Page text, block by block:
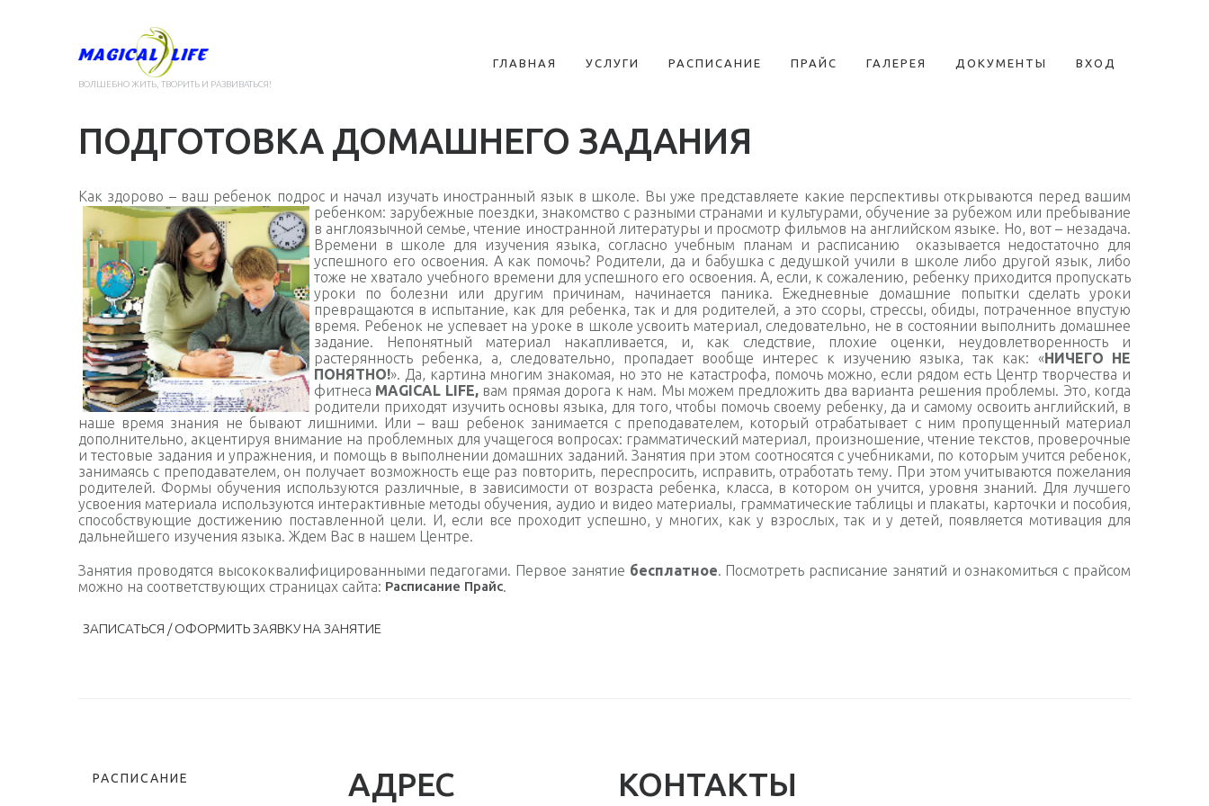
ВОЛШЕБНО ЖИТЬ, ТВОРИТЬ И РАЗВИВАТЬСЯ!
ГЛАВНАЯ УСЛУГИ РАСПИСАНИЕ ПРАЙС ГАЛЕРЕЯ ДОКУМЕНТЫ ВХОД
ПОДГОТОВКА ДОМАШНЕГО ЗАДАНИЯ
Как здорово – ваш ребенок подрос и начал изучать иностранный язык в школе. Вы уже представляете какие перспективы открываются перед вашим
ребенком: зарубежные поездки, знакомство с разными странами и культурами, обучение за рубежом или пребывание
в англоязычной семье, чтение иностранной литературы и просмотр фильмов на английском языке. Но, вот – незадача.
Времени в школе для изучения языка, согласно учебным планам и расписанию оказывается недостаточно для
успешного его освоения. А как помочь? Родители, да и бабушка с дедушкой учили в школе либо другой язык, либо
тоже не хватало учебного времени для успешного его освоения. А, если, к сожалению, ребенку приходится пропускать
уроки по болезни или другим причинам, начинается паника. Ежедневные домашние попытки сделать уроки
превращаются в испытание, как для ребенка, так и для родителей, а это ссоры, стрессы, обиды, потраченное впустую
время. Ребенок не успевает на уроке в школе усвоить материал, следовательно, не в состоянии выполнить домашнее
задание. Непонятный материал накапливается, и, как следствие, плохие оценки, неудовлетворенность и
растерянность ребенка, а, следовательно, пропадает вообще интерес к изучению языка, так как: «НИЧЕГО НЕ
ПОНЯТНО!». Да, картина многим знакомая, но это не катастрофа, помочь можно, если рядом есть Центр творчества и
фитнеса MAGICAL LIFE,вам прямая дорога к нам. Мы можем предложить два варианта решения проблемы. Это, когда
родители приходят изучить основы языка, для того, чтобы помочь своему ребенку, да и самому освоить английский, в
наше время знания не бывают лишними. Или – ваш ребенок занимается с преподавателем, который отрабатывает с ним пропущенный материал
дополнительно, акцентируя внимание на проблемных для учащегося вопросах: грамматический материал, произношение, чтение текстов, проверочные
и тестовые задания и упражнения, и помощь в выполнении домашних заданий. Занятия при этом соотносятся с учебниками, по которым учится ребенок,
занимаясь с преподавателем, он получает возможность еще раз повторить, переспросить, исправить, отработать тему. При этом учитываются пожелания
родителей. Формы обучения используются различные, в зависимости от возраста ребенка, класса, в котором он учится, уровня знаний. Для лучшего
усвоения материала используются интерактивные методы обучения, аудио и видео материалы, грамматические таблицы и плакаты, карточки и пособия,
способствующие достижению поставленной цели. И, если все проходит успешно, у многих, как у взрослых, так и у детей, появляется мотивация для
дальнейшего изучения языка. Ждем Вас в нашем Центре.
Занятия проводятся высококвалифицированными педагогами. Первое занятие бесплатное. Посмотреть расписание занятий и ознакомиться с прайсом
можно на соответствующих страницах сайта: Расписание Прайс.
ЗАПИСАТЬСЯ / ОФОРМИТЬ ЗАЯВКУ НА ЗАНЯТИЕ
РАСПИСАНИЕ АДРЕС КОНТАКТЫ